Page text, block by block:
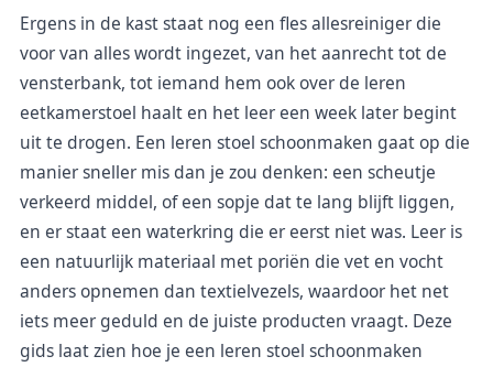
Ergens in de kast staat nog een fles allesreiniger die
voor van alles wordt ingezet, van het aanrecht tot de
vensterbank, tot iemand hem ook over de leren
eetkamerstoel haalt en het leer een week later begint
uit te drogen. Een leren stoel schoonmaken gaat op die
manier sneller mis dan je zou denken: een scheutje
verkeerd middel, of een sopje dat te lang blijft liggen,
en er staat een waterkring die er eerst niet was. Leer is
een natuurlijk materiaal met poriën die vet en vocht
anders opnemen dan textielvezels, waardoor het net
iets meer geduld en de juiste producten vraagt. Deze
gids laat zien hoe je een leren stoel schoonmaken